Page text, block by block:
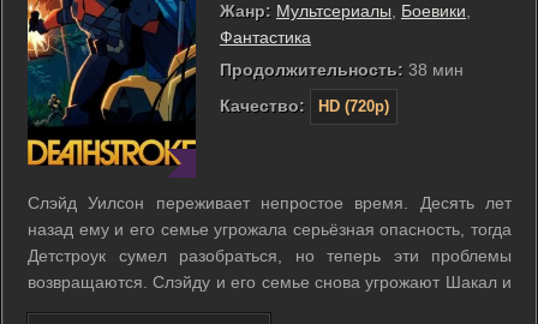
Жанр: Мультсериалы, Боевики,
Фантастика
Продолжительность: 38 мин
Качество:
HD (720p)
Слэйд Уилсон переживает непростое время. Десять лет
назад ему и его семье угрожала серьёзная опасность, тогда
Детстроук сумел разобраться, но теперь эти проблемы
возвращаются. Слэйду и его семье снова угрожают Шакал и
террористы группировки У.Л.Е.Й. ...